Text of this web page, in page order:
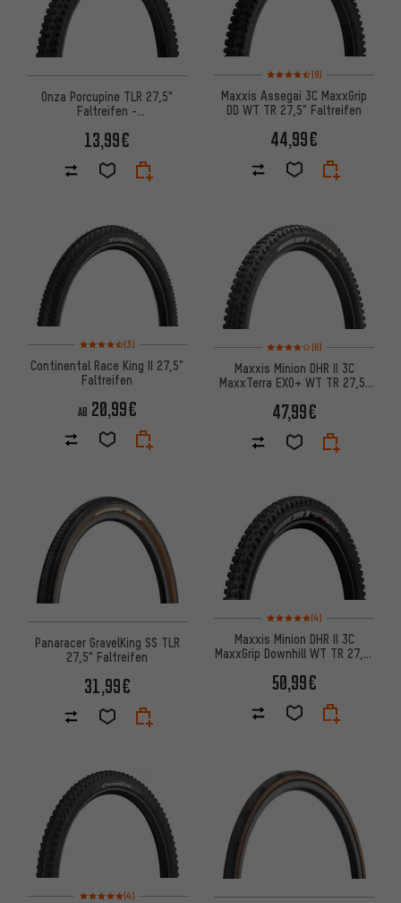
Onza Porcupine TLR 27,5"
Faltreifen -
13,99€
Bewertungen: 4,5 von 5
(9)
Maxxis Assegai 3C MaxxGrip
DD WT TR 27,5" Faltreifen
44,99€
Bewertungen: 4,5 von 5 basierend auf 3 Bewertungen
(3)
Continental Race King II 27,5"
Faltreifen
AB 20,99€
Bewertungen: 4 von 5
(6)
Maxxis Minion DHR II 3C
MaxxTerra EXO+ WT TR 27,5"
47,99€
Panaracer GravelKing SS TLR
27,5" Faltreifen
31,99€
Bewertungen: 5 von 5
(4)
Maxxis Minion DHR II 3C
MaxxGrip Downhill WT TR 27,5"
50,99€
Bewertungen: 5 von 5 basierend auf 4 Bewertungen
(4)